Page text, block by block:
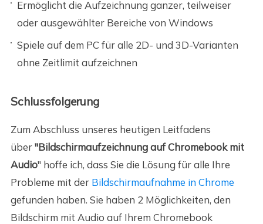
Ermöglicht die Aufzeichnung ganzer, teilweiser
oder ausgewählter Bereiche von Windows
Spiele auf dem PC für alle 2D- und 3D-Varianten
ohne Zeitlimit aufzeichnen
Schlussfolgerung
Zum Abschluss unseres heutigen Leitfadens
über"Bildschirmaufzeichnung auf Chromebook mit
Audio" hoffe ich, dass Sie die Lösung für alle Ihre
Probleme mit der Bildschirmaufnahme in Chrome
gefunden haben. Sie haben 2 Möglichkeiten, den
Bildschirm mit Audio auf Ihrem Chromebook